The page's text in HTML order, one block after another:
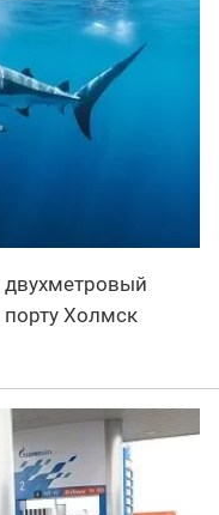
двухметровый
Холмск